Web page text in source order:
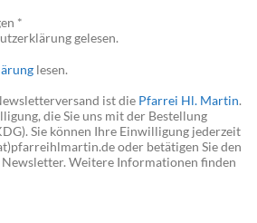
*
gelesen.
lesen.
ist die Pfarrei Hl. Martin.
die Sie uns mit der Bestellung
Sie können Ihre Einwilligung jederzeit
oder betätigen Sie den
Weitere Informationen finden